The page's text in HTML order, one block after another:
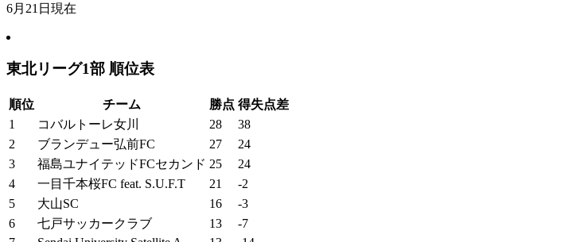
6月21日現在
東北リーグ1部 順位表
順位 チーム 勝点 得失点差
1
コバルトーレ女川 28
38
2
ブランデュー弘前FC 27
24
3
福島ユナイテッドFCセカンド 25
24
4
一目千本桜FC feat. S.U.F.T 21
-2
5
大山SC 16
-3
6
七戸サッカークラブ 13
-7